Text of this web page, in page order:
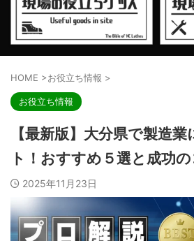
HOME >お役立ち情報 >
お役立ち情報
【最新版】大分県で製造
ト！おすすめ５選と成功
2025年11月23日